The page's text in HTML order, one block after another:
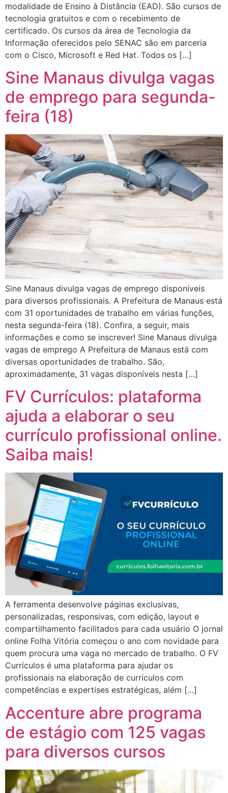
modalidade de Ensino à Distância (EAD). São cursos de
tecnologia gratuitos e com o recebimento de
certificado. Os cursos da área de Tecnologia da
Informação oferecidos pelo SENAC são em parceria
com o Cisco, Microsoft e Red Hat. Todos os […]
Sine Manaus divulga vagas
de emprego para segunda-
feira (18)
Sine Manaus divulga vagas de emprego disponíveis
para diversos profissionais. A Prefeitura de Manaus está
com 31 oportunidades de trabalho em várias funções,
nesta segunda-feira (18). Confira, a seguir, mais
informações e como se inscrever! Sine Manaus divulga
vagas de emprego A Prefeitura de Manaus está com
diversas oportunidades de trabalho. São,
aproximadamente, 31 vagas disponíveis nesta […]
FV Currículos: plataforma
ajuda a elaborar o seu
currículo profissional online.
Saiba mais!
A ferramenta desenvolve páginas exclusivas,
personalizadas, responsivas, com edição, layout e
compartilhamento facilitados para cada usuário O jornal
online Folha Vitória começou o ano com novidade para
quem procura uma vaga no mercado de trabalho. O FV
Currículos é uma plataforma para ajudar os
profissionais na elaboração de currículos com
competências e expertises estratégicas, além […]
Accenture abre programa
de estágio com 125 vagas
para diversos cursos